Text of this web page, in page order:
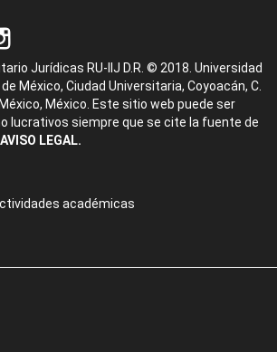
Jurídicas RU-IIJ D.R. © 2018. Universidad
México, Ciudad Universitaria, Coyoacán, C.
México. Este sitio web puede ser
lucrativos siempre que se cite la fuente de
AVISO LEGAL.
académicas